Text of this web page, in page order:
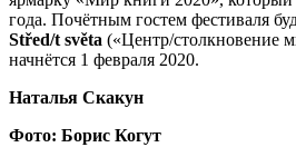
года. Почётным гостем фестиваля
Střed/t světa («Центр/столкновение
начнётся 1 февраля 2020.
Наталья Скакун
Фото: Борис Когут